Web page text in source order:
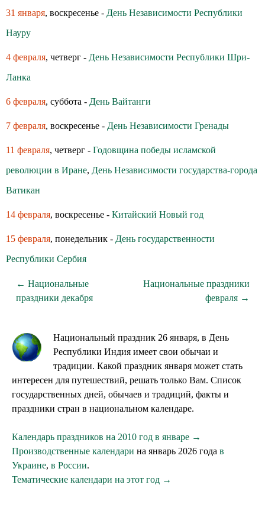
31 января, воскресенье - День Независимости Республики
Науру
4 февраля, четверг - День Независимости Республики Шри-
Ланка
6 февраля, суббота - День Вайтанги
7 февраля, воскресенье - День Независимости Гренады
11 февраля, четверг - Годовщина победы исламской
революции в Иране, День Независимости государства-города
Ватикан
14 февраля, воскресенье - Китайский Новый год
15 февраля, понедельник - День государственности
Республики Сербия
← Национальные
праздники декабря
Национальные праздники
февраля →
Национальный праздник 26 января, в День
Республики Индия имеет свои обычаи и
традиции. Какой праздник января может стать
интересен для путешествий, решать только Вам. Список
государственных дней, обычаев и традиций, факты и
праздники стран в национальном календаре.
Календарь праздников на 2010 год в январе →
Производственные календари на январь 2026 года в
Украине, в России.
Тематические календари на этот год →